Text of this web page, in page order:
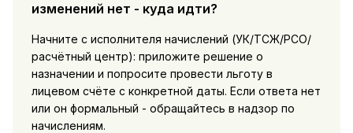
изменений нет - куда идти?
Начните с исполнителя начислений (УК/ТСЖ/РСО/
расчётный центр): приложите решение о
назначении и попросите провести льготу в
лицевом счёте с конкретной даты. Если ответа нет
или он формальный - обращайтесь в надзор по
начислениям.